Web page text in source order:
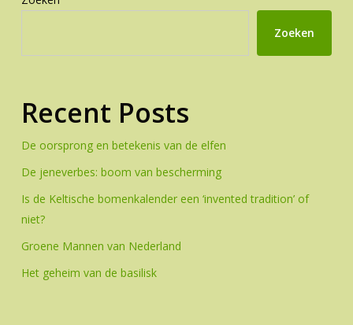
Zoeken
Recent Posts
De oorsprong en betekenis van de elfen
De jeneverbes: boom van bescherming
Is de Keltische bomenkalender een ‘invented tradition’ of
niet?
Groene Mannen van Nederland
Het geheim van de basilisk